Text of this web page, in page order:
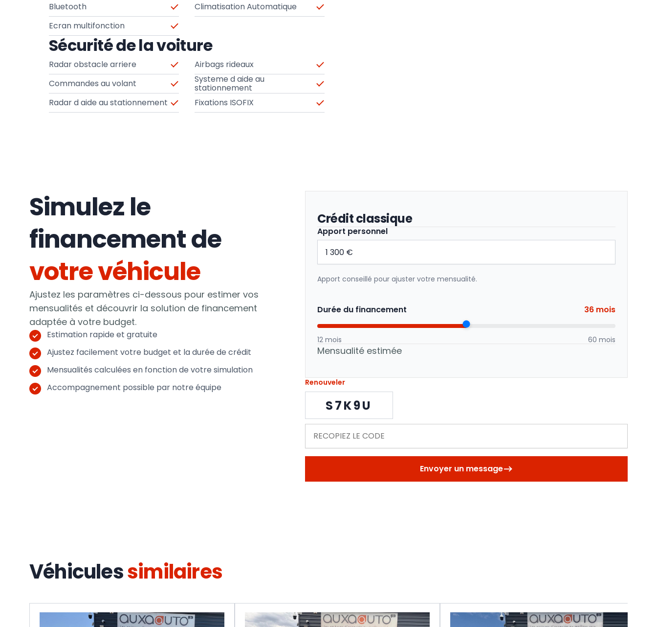
Bluetooth
Climatisation Automatique
Ecran multifonction
Sécurité de la voiture
Radar obstacle arriere
Airbags rideaux
Commandes au volant
Systeme d aide au
stationnement
Radar d aide au stationnement
Fixations ISOFIX
Simulez le
financement de
votre véhicule
Ajustez les paramètres ci-dessous pour estimer vos
mensualités et découvrir la solution de financement
adaptée à votre budget.
Estimation rapide et gratuite
Ajustez facilement votre budget et la durée de crédit
Mensualités calculées en fonction de votre simulation
Accompagnement possible par notre équipe
Crédit classique
Apport personnel
Apport conseillé pour ajuster votre mensualité.
Durée du financement 36 mois
12 mois 60 mois
Mensualité estimée
Renouveler
S7K9U
Envoyer un message
Véhiculessimilaires